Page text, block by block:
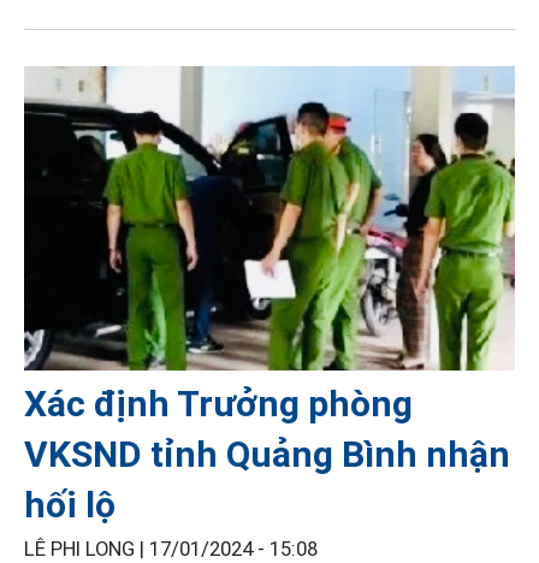
Xác định Trưởng phòng
VKSND tỉnh Quảng Bình nhận
hối lộ
LÊ PHI LONG | 17/01/2024 - 15:08